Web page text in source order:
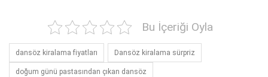
Bu İçeriği Oyla
dansöz kiralama fiyatları Dansöz kiralama sürpriz
doğum günü pastasından çıkan dansöz